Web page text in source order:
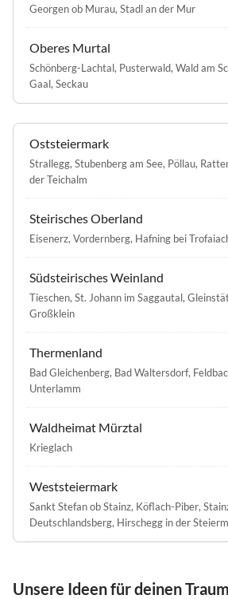
Georgen ob Murau, Stadl an der Mur
Oberes Murtal
Schönberg-Lachtal, Pusterwald, Wald am
Gaal, Seckau
Oststeiermark
Strallegg, Stubenberg am See, Pöllau,
der Teichalm
Steirisches Oberland
Eisenerz, Vordernberg, Hafning bei
Südsteirisches Weinland
Tieschen, St. Johann im Saggautal,
Großklein
Thermenland
Bad Gleichenberg, Bad Waltersdorf,
Unterlamm
Waldheimat Mürztal
Krieglach
Weststeiermark
Sankt Stefan ob Stainz, Köflach-Piber,
Deutschlandsberg, Hirschegg in der
Unsere Ideen für deinen